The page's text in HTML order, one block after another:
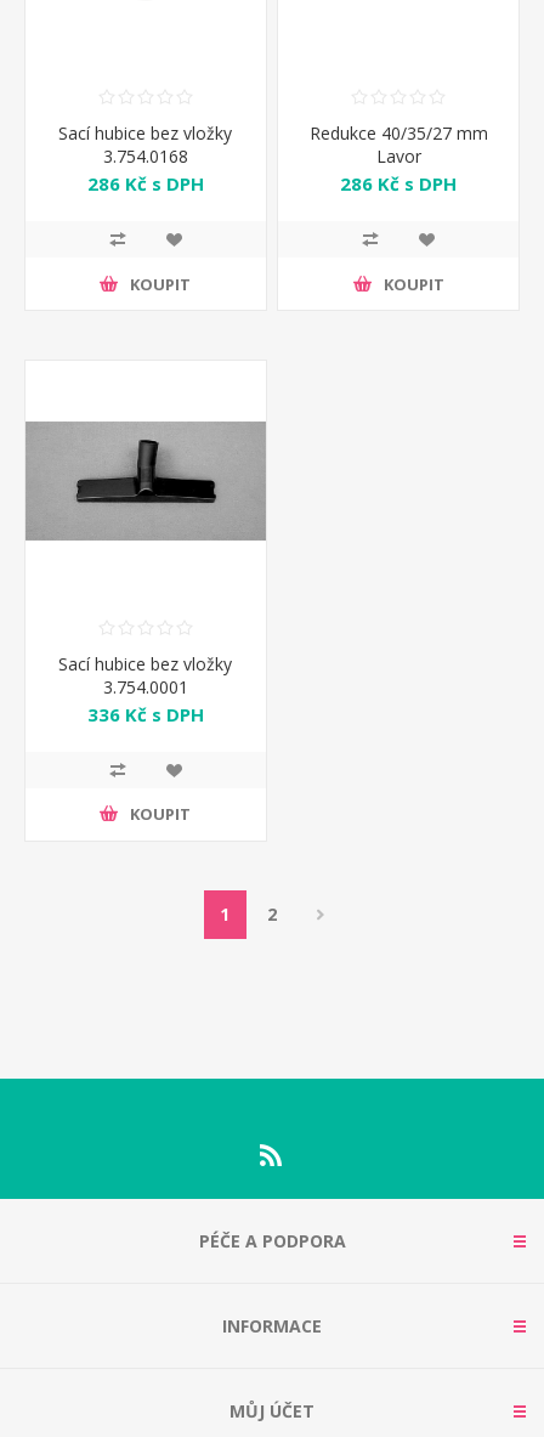
Sací hubice bez vložky
3.754.0168
286 Kč s DPH
KOUPIT
Redukce 40/35/27 mm
Lavor
286 Kč s DPH
KOUPIT
Sací hubice bez vložky
3.754.0001
336 Kč s DPH
KOUPIT
1 2
PÉČE A PODPORA
INFORMACE
MŮJ ÚČET